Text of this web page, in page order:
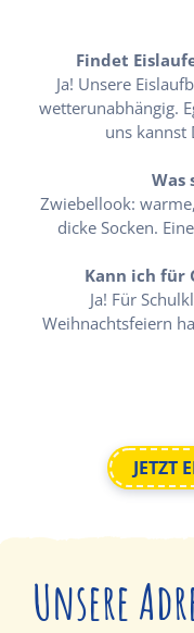
Findet
Ja! Unsere
wetterunabhängig.
uns kannst
Was
Zwiebellook:
dicke Socken.
Kann ich für
Ja! Für
Weihnachtsfeiern
JETZT
Unsere